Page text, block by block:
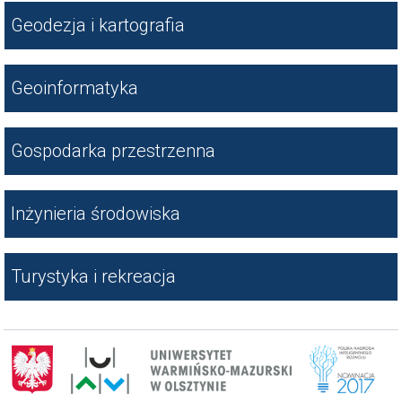
Geodezja i kartografia
Geoinformatyka
Gospodarka przestrzenna
Inżynieria środowiska
Turystyka i rekreacja